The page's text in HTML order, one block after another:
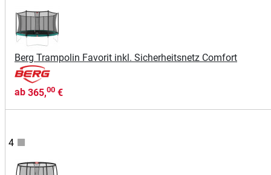
Berg Trampolin Favorit inkl. Sicherheitsnetz Comfort
ab 365,00 €
4